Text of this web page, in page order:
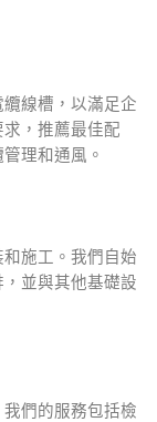
線槽，以滿足企
，推薦最佳配
理和通風。
施工。我們自始
並與其他基礎設
們的服務包括檢